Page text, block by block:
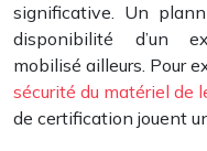
significative. Un
disponibilité d’un
mobilisé ailleurs. Pour
sécurité du matériel de
de certification jouent